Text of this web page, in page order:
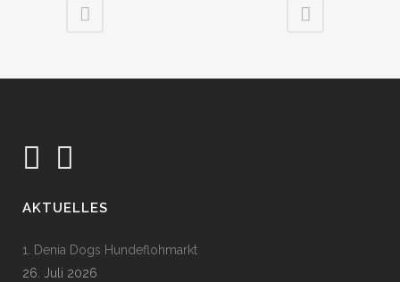
AKTUELLES
1. Denia Dogs Hundeflohmarkt
26. Juli 2026